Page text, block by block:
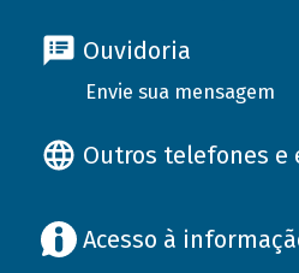
Ouvidoria
Envie sua mensagem
Outros telefones e
Acesso à